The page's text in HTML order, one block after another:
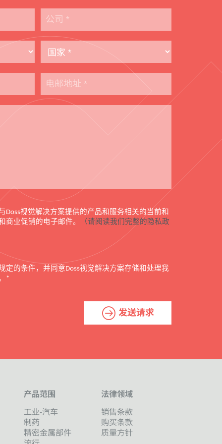
Doss视觉解决方案提供的产品和服务相关的当前和
商业促销的电子邮件。
（请阅读我们完整的隐私政
定的条件，并同意Doss视觉解决方案存储和处理我
*
发送请求
产品范围
工业-汽车
制药
精密金属部件
法律领域
销售条款
购买条款
质量方针